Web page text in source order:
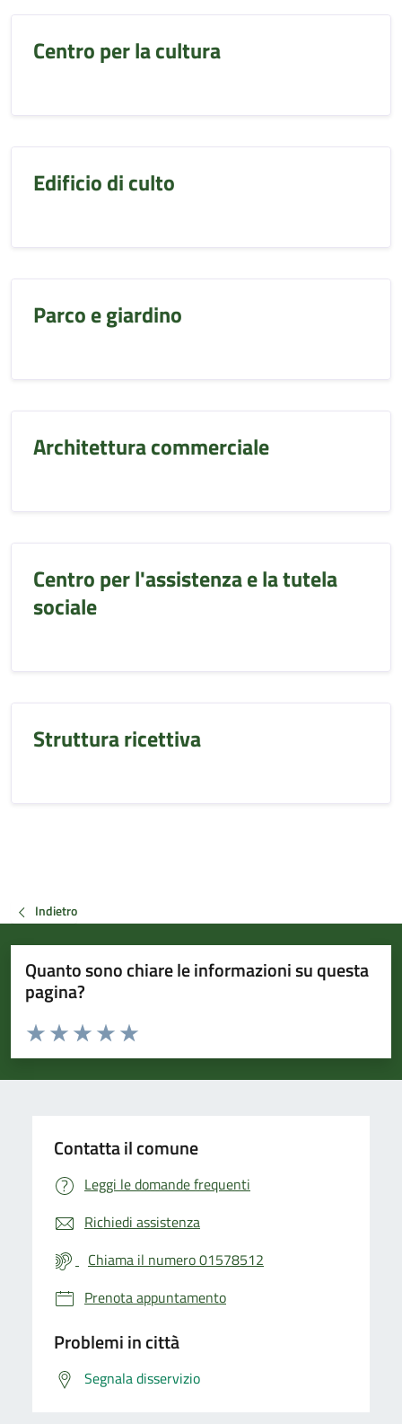
Centro per la cultura
Edificio di culto
Parco e giardino
Architettura commerciale
Centro per l'assistenza e la tutela
sociale
Struttura ricettiva
Indietro
Quanto sono chiare le informazioni su questa
pagina?
Valuta da 1 a 5 stelle la pagina
Valuta 5 stelle su 5
Valuta 4 stelle su 5
Valuta 3 stelle su 5
Valuta 2 stelle su 5
Valuta 1 stelle su 5
Contatta il comune
Leggi le domande frequenti
Richiedi assistenza
Chiama il numero 01578512
Prenota appuntamento
Problemi in città
Segnala disservizio